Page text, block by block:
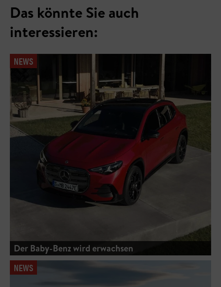
Das könnte Sie auch
interessieren:
NEWS
Der Baby-Benz wird erwachsen
NEWS